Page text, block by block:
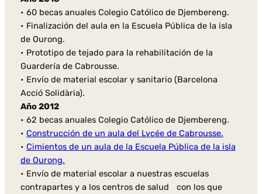
• 60 becas anuales Colegio Católico de Djembereng.
• Finalización del aula en la Escuela Pública de la isla
de Ourong.
• Prototipo de tejado para la rehabilitación de la
Guardería de Cabrousse.
• Envío de material escolar y sanitario (Barcelona
Acció Solidària).
Año 2012
• 62 becas anuales Colegio Católico de Djembereng.
• Construcción de un aula del Lycée de Cabrousse.
• Cimientos de un aula de la Escuela Pública de la isla
de Ourong.
• Envío de material escolar a nuestras escuelas
contrapartes y a los centros de salud con los que